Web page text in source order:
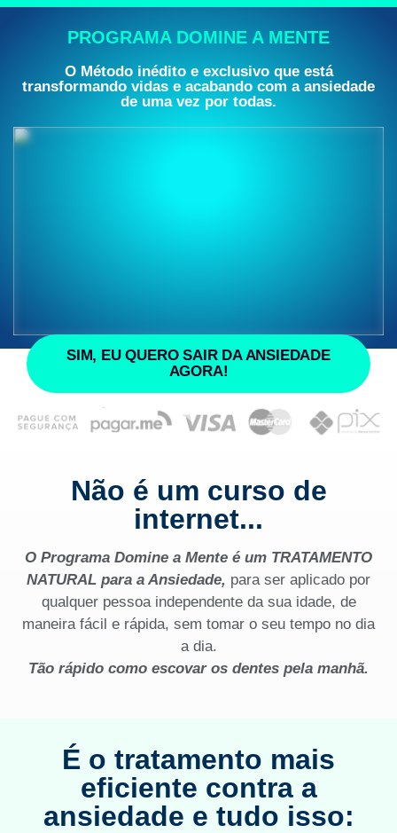
PROGRAMA DOMINE A MENTE
O Método inédito e exclusivo que está
transformando vidas e acabando com a ansiedade
de uma vez por todas.
SIM, EU QUERO SAIR DA ANSIEDADE
AGORA!
Não é um curso de
internet...
O Programa Domine a Mente é um TRATAMENTO
NATURAL para a Ansiedade, para ser aplicado por
qualquer pessoa independente da sua idade, de
maneira fácil e rápida, sem tomar o seu tempo no dia
a dia.
Tão rápido como escovar os dentes pela manhã.
É o tratamento mais
eficiente contra a
ansiedade e tudo isso: